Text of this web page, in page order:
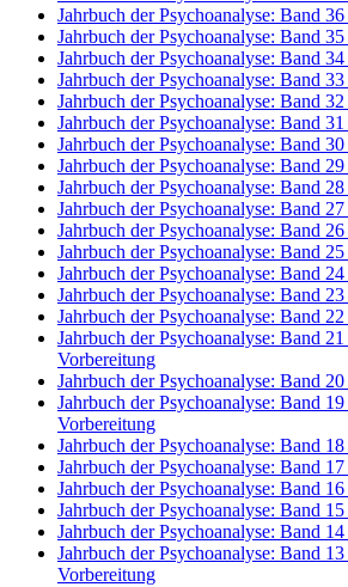
Jahrbuch der Psychoanalyse: Band 36
Jahrbuch der Psychoanalyse: Band 35
Jahrbuch der Psychoanalyse: Band 34
Jahrbuch der Psychoanalyse: Band 33
Jahrbuch der Psychoanalyse: Band 32
Jahrbuch der Psychoanalyse: Band 31
Jahrbuch der Psychoanalyse: Band 30
Jahrbuch der Psychoanalyse: Band 29
Jahrbuch der Psychoanalyse: Band 28
Jahrbuch der Psychoanalyse: Band 27
Jahrbuch der Psychoanalyse: Band 26
Jahrbuch der Psychoanalyse: Band 25
Jahrbuch der Psychoanalyse: Band 24
Jahrbuch der Psychoanalyse: Band 23
Jahrbuch der Psychoanalyse: Band 22
Jahrbuch der Psychoanalyse: Band 21
Vorbereitung
Jahrbuch der Psychoanalyse: Band 20
Jahrbuch der Psychoanalyse: Band 19
Vorbereitung
Jahrbuch der Psychoanalyse: Band 18
Jahrbuch der Psychoanalyse: Band 17
Jahrbuch der Psychoanalyse: Band 16
Jahrbuch der Psychoanalyse: Band 15
Jahrbuch der Psychoanalyse: Band 14
Jahrbuch der Psychoanalyse: Band 13
Vorbereitung